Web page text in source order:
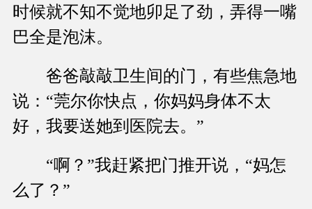
时候就不知不觉地卯足了劲，弄得一嘴
巴全是泡沫。
爸爸敲敲卫生间的门，有些焦急地
说：“莞尔你快点，你妈妈身体不太
好，我要送她到医院去。”
“啊？”我赶紧把门推开说，“妈怎
么了？”